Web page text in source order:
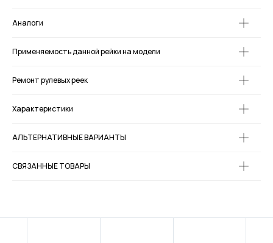
Аналоги
Применяемость данной рейки на модели
Ремонт рулевых реек
Характеристики
АЛЬТЕРНАТИВНЫЕ ВАРИАНТЫ
СВЯЗАННЫЕ ТОВАРЫ